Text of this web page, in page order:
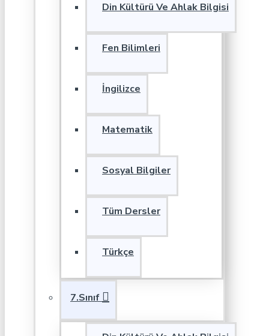
Din Kültürü Ve Ahlak Bilgisi
Fen Bilimleri
İngilizce
Matematik
Sosyal Bilgiler
Tüm Dersler
Türkçe
7.Sınıf